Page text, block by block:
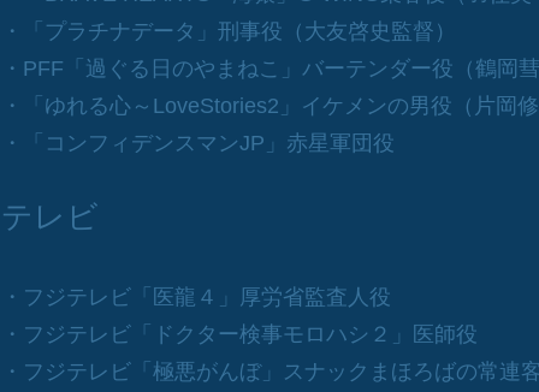
・「プラチナデータ」刑事役（大友啓史監督）
・PFF「過ぐる日のやまねこ」バーテンダー役（鶴岡
・「ゆれる心～LoveStories2」イケメンの男役（片岡
​・「コンフィデンスマンJP」赤星軍団役
テレビ
・フジテレビ「医龍４」厚労省監査人役
・フジテレビ「ドクター検事モロハシ２」医師役
・フジテレビ「極悪がんぼ」スナックまほろばの常連